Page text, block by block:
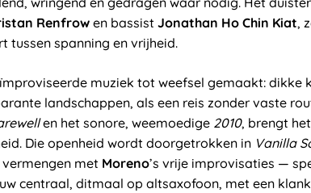
Renfrow en bassist Jonathan Ho Chin Kiat,
tussen spanning en vrijheid.
muziek tot weefsel gemaakt: dikke
landschappen, als een reis zonder vaste
en het sonore, weemoedige 2010, brengt
Die openheid wordt doorgetrokken in Vanilla
vermengen met Moreno’s vrije improvisaties —
centraal, ditmaal op altsaxofoon, met een